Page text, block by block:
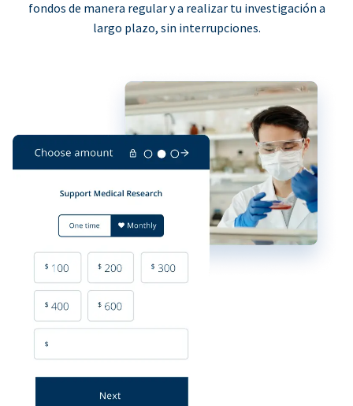
fondos de manera regular y a realizar tu investigación a
largo plazo, sin interrupciones.